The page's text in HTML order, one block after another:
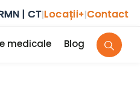
| CT|Locații+|Contact
medicale Blog